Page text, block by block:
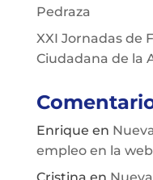
Pedraza
XXI Jornadas de
Ciudadana de la
Enrique en
empleo en la web